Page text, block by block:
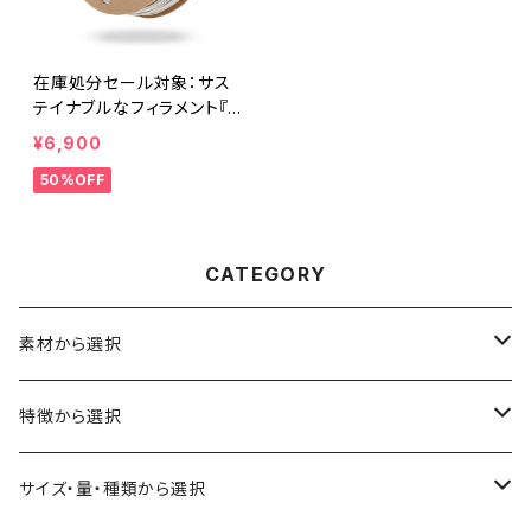
在庫処分セール対象：サス
テイナブルなフィラメント『V
ibers PLA ホワイト』
¥6,900
50%OFF
CATEGORY
素材から選択
ABS
ASA（アクリル・スチレン・アクリロニトリル）
特徴から選択
食品対応
サイズ・量・種類から選択